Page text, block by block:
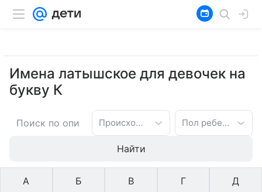
Имена латышское для девочек на
букву К
Происхождение имени Пол ребенка
Найти
А Б В Г Д